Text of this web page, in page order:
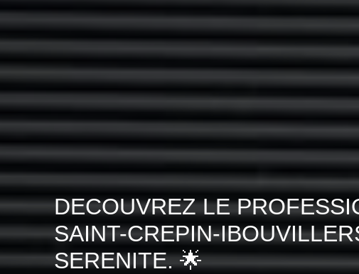
DECOUVREZ LE
SAINT-CREPIN-
SERENITE. 🌟